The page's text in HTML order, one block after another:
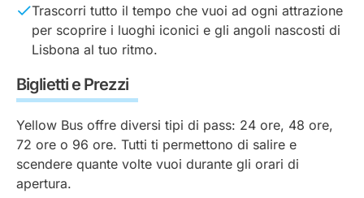
Trascorri tutto il tempo che vuoi ad ogni attrazione
per scoprire i luoghi iconici e gli angoli nascosti di
Lisbona al tuo ritmo.
Biglietti e Prezzi
Yellow Bus offre diversi tipi di pass: 24 ore, 48 ore,
72 ore o 96 ore. Tutti ti permettono di salire e
scendere quante volte vuoi durante gli orari di
apertura.